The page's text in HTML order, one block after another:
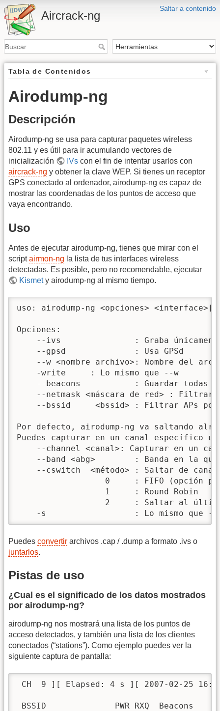
Saltar a contenido
Aircrack-ng
Tabla de Contenidos
Airodump-ng
Descripción
Airodump-ng se usa para capturar paquetes wireless
802.11 y es útil para ir acumulando vectores de
inicialización
IVs con el fin de intentar usarlos con
aircrack-ng y obtener la clave WEP. Si tienes un receptor
GPS conectado al ordenador, airodump-ng es capaz de
mostrar las coordenadas de los puntos de acceso que
vaya encontrando.
Uso
Antes de ejecutar airodump-ng, tienes que mirar con el
scriptairmon-ng la lista de tus interfaces wireless
detectadas. Es posible, pero no recomendable, ejecutar
Kismety airodump-ng al mismo tiempo.
uso: airodump-ng <opciones>
Opciones:
--ivs               : Graba
    --gpsd              : Usa GPSd
--w <nombre archivo>: Nombre del
    -write     : Lo mismo que --w
--beacons           : Guardar todas
--netmask <máscara de red> : Filtrar
--bssid     <bssid> : Filtrar APs
Por defecto, airodump-ng va saltando
Puedes capturar en un canal específico
--channel <canal>: Capturar en un
--band <abg>        : Banda en la
--cswitch  <método> : Saltar de
0     : FIFO (opción
                  1     : Round Robin
2     : Saltar al
-s                  : Lo mismo que
Puedes convertir archivos .cap / .dump a formato .ivs o
juntarlos.
Pistas de uso
¿Cual es el significado de los datos mostrados
por airodump-ng?
airodump-ng nos mostrará una lista de los puntos de
acceso detectados, y también una lista de los clientes
conectados (“stations”). Como ejemplo puedes ver la
siguiente captura de pantalla:
CH  9 ][ Elapsed: 4 s ][ 2007-02-25
BSSID              PWR RXQ  Beacons